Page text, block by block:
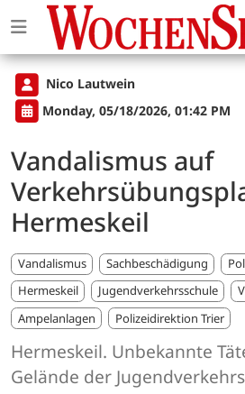
Nico Lautwein
Monday, 05/18/2026, 01:42 PM
Vandalismus auf
Hermeskeil
Vandalismus Sachbeschädigung
Hermeskeil
Jugendverkehrsschule
Ampelanlagen
Polizeidirektion Trier
Hermeskeil. Unbekannte
Gelände der